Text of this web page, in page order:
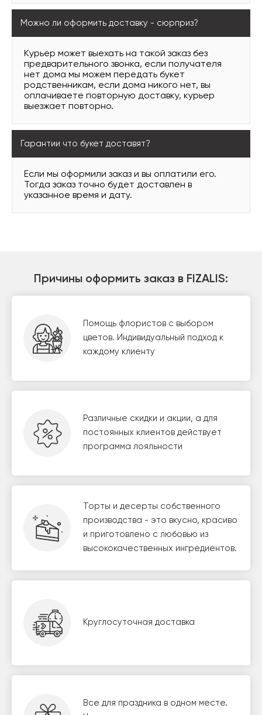
Можно ли оформить доставку - сюрприз?
Курьер может выехать на такой заказ без
предварительного звонка, если получателя
нет дома мы можем передать букет
родственникам, если дома никого нет, вы
оплачиваете повторную доставку, курьер
выезжает повторно.
Гарантии что букет доставят?
Если мы оформили заказ и вы оплатили его.
Тогда заказ точно будет доставлен в
указанное время и дату.
Причины оформить заказ в FIZALIS:
Помощь флористов с выбором
цветов. Индивидуальный подход к
каждому клиенту
Различные скидки и акции, а для
постоянных клиентов действует
программа лояльности
Торты и десерты собственного
производства - это вкусно, красиво
и приготовлено с любовью из
высококачественных ингредиентов.
Круглосуточная доставка
Все для праздника в одном месте.